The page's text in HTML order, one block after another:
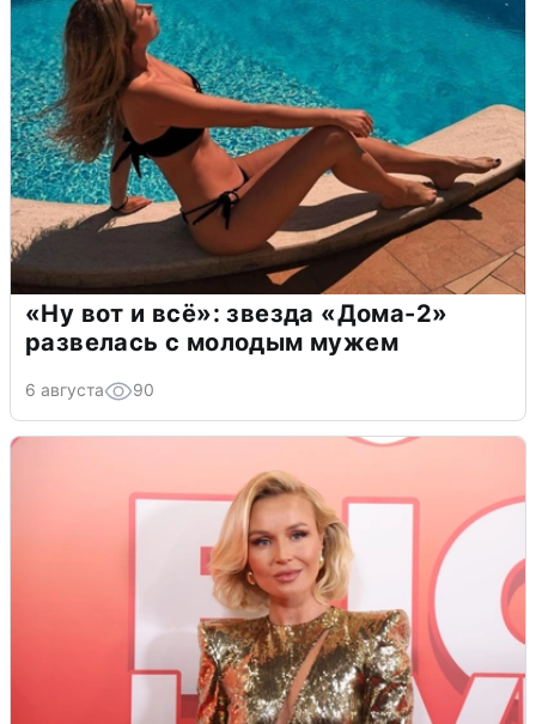
«Ну вот и всё»: звезда «Дома-2»
развелась с молодым мужем
6 августа 90